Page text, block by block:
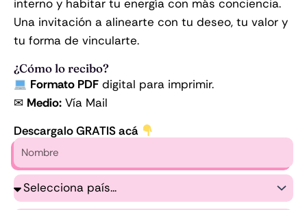
interno y habitar tu energía con más conciencia.
Una invitación a alinearte con tu deseo, tu valor y
tu forma de vincularte.
¿Cómo lo recibo?
Formato PDF digital para imprimir.
✉ Medio: Vía Mail
Descargalo GRATIS acá
Nombre
País